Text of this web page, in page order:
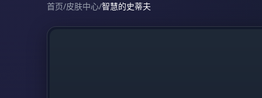
首页/皮肤中心/智慧的史蒂夫